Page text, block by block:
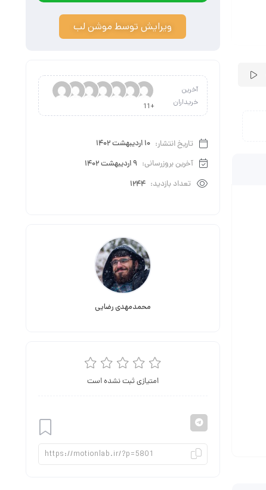
ویرایش توسط موشن لب
آخرین
خریداران
+11
تاریخ انتشار: 10 اردیبهشت 1402
آخرین بروزرسانی: 9 اردیبهشت 1402
تعداد بازدید: 1244
محمدمهدی رضایی
افزودن
امتیازی ثبت نشده است